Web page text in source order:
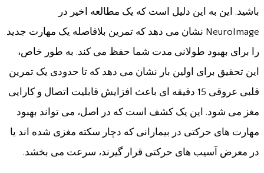
باشید. این به این دلیل است که یک مطالعه اخیر در
NeuroImage نشان می دهد که تمرین بلافاصله یک مهارت جدید
را برای بهبود طولانی مدت شما حفظ می کند. به طور خاص،
این تحقیق برای اولین بار نشان می دهد که تا حدودی یک تمرین
قلبی عروقی 15 دقیقه ای باعث افزایش قابلیت اتصال و کارایی
مغز می شود. این یک کشف است که در اصل، می تواند بهبود
مهارت های حرکتی در بیمارانی که دچار سکته مغزی شده اند یا
در معرض آسیب های حرکتی قرار گیرند، سرعت می بخشد.